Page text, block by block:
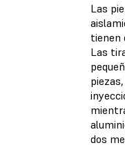
Las
tienen
Las
dos